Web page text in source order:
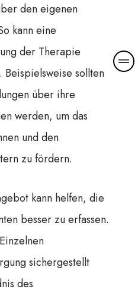
den eigenen
kann eine
der Therapie
sollten
über ihre
werden, um das
und den
zu fördern.
kann helfen, die
besser zu erfassen.
sichergestellt
des